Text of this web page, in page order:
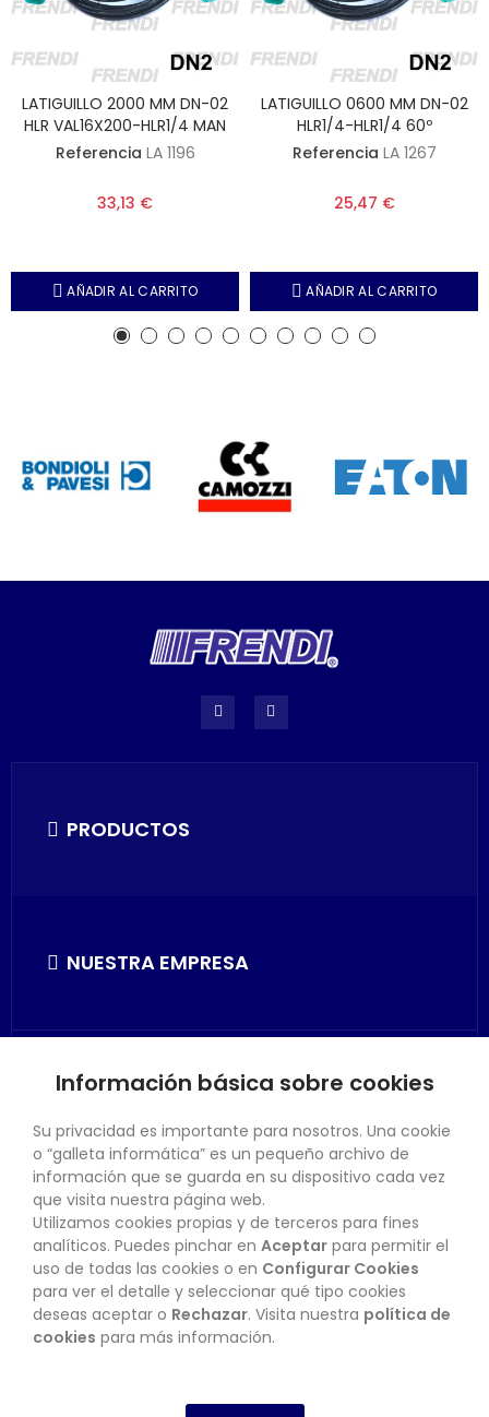
LATIGUILLO 2000 MM DN-02
HLR VAL16X200-HLR1/4 MAN
Referencia LA 1196
33,13 €
AÑADIR AL CARRITO
LATIGUILLO 0600 MM DN-02
HLR1/4-HLR1/4 60º
Referencia LA 1267
25,47 €
AÑADIR AL CARRITO
PRODUCTOS
NUESTRA EMPRESA
SU CUENTA
CONTACTO
BOLETÍN
Información básica sobre cookies
Su privacidad es importante para nosotros. Una cookie
o “galleta informática” es un pequeño archivo de
información que se guarda en su dispositivo cada vez
que visita nuestra página web.
Utilizamos cookies propias y de terceros para fines
analíticos. Puedes pinchar en Aceptar para permitir el
uso de todas las cookies o en Configurar Cookies
para ver el detalle y seleccionar qué tipo cookies
deseas aceptar o Rechazar. Visita nuestra política de
cookies para más información.